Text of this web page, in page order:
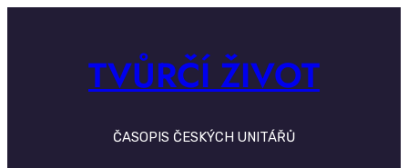
TVŮRČÍ ŽIVOT
ČASOPIS ČESKÝCH UNITÁŘŮ